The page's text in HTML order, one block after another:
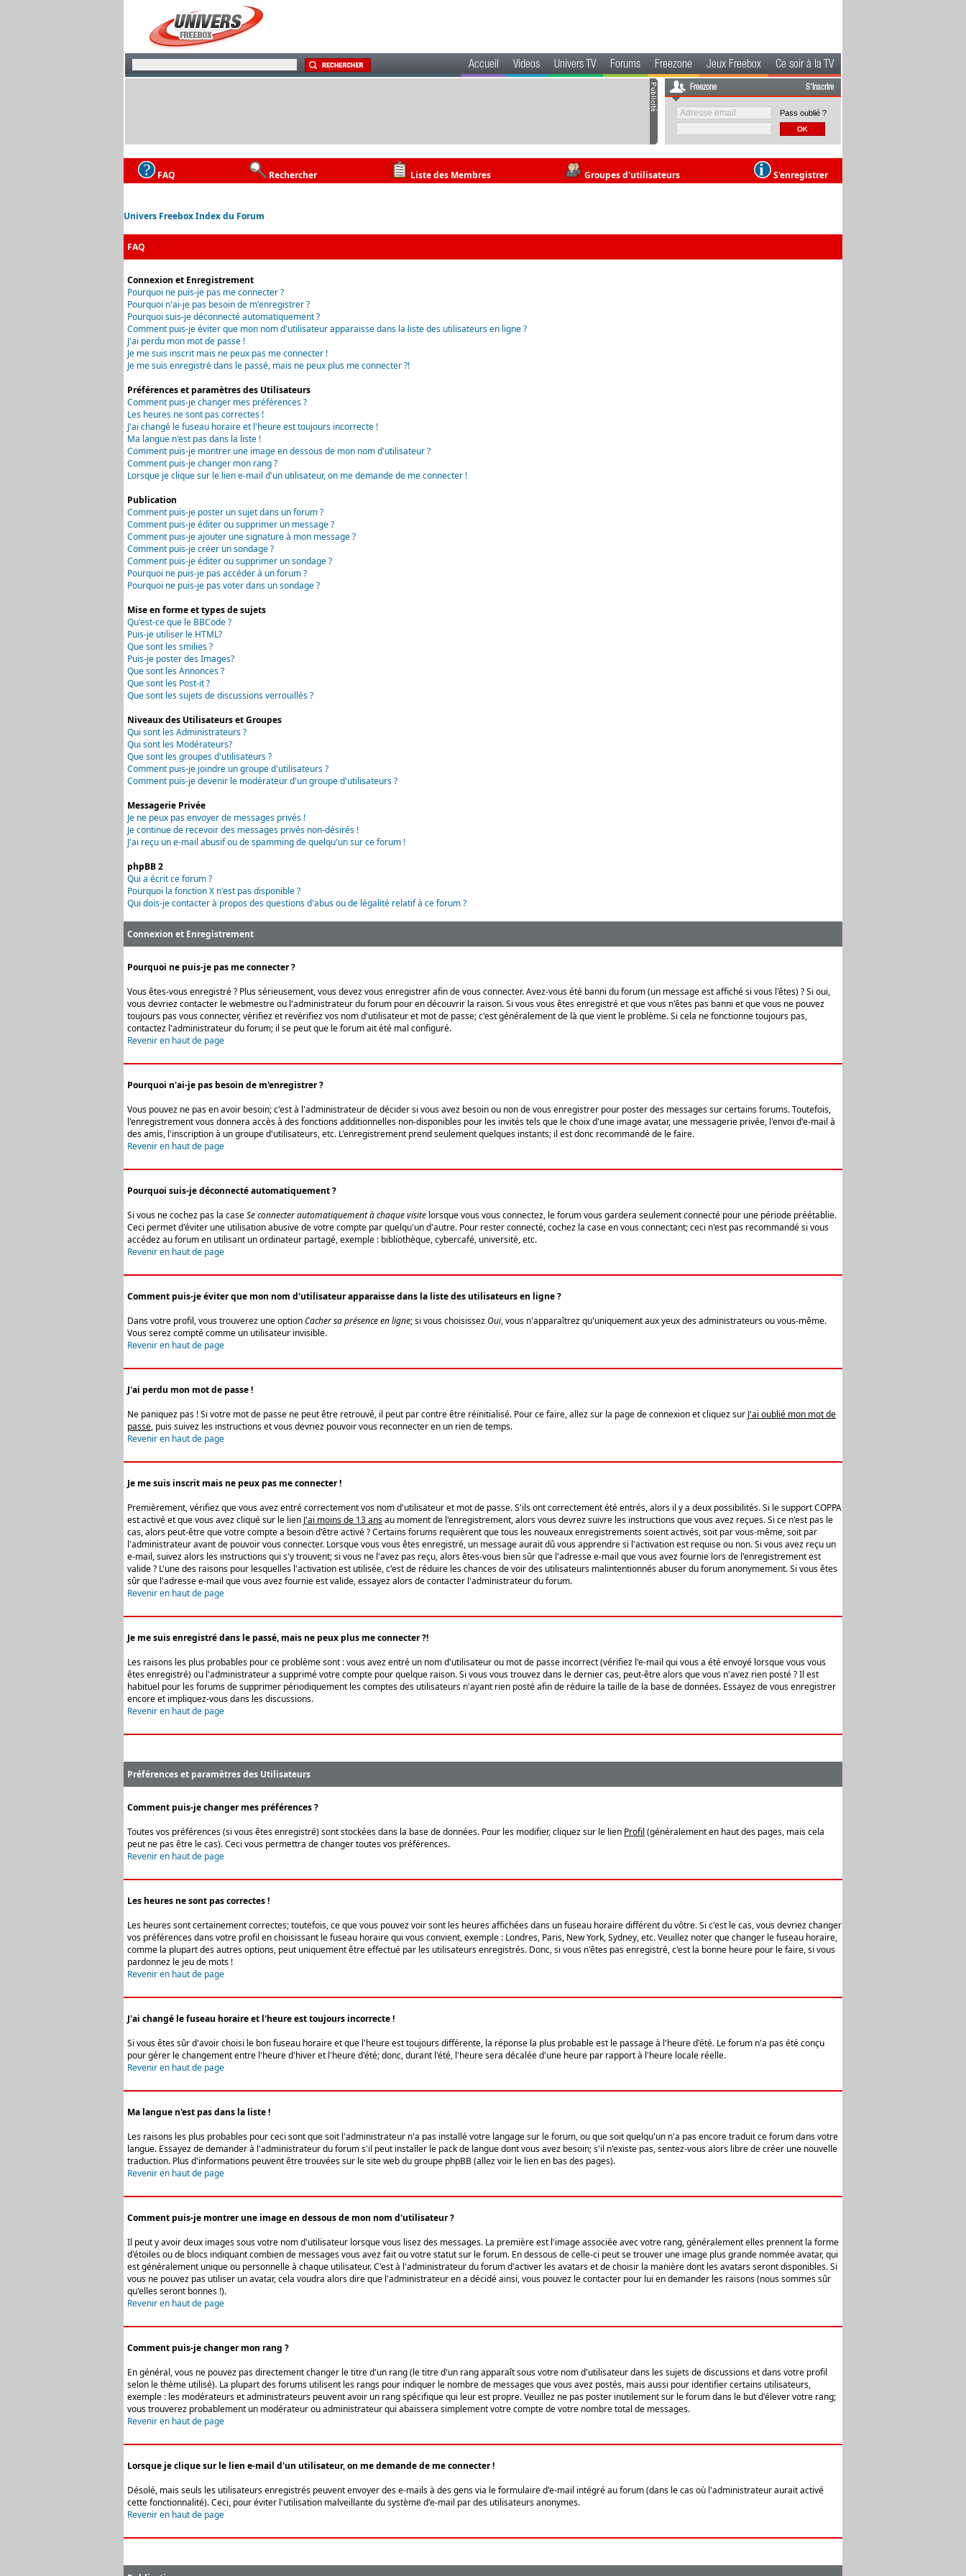
Accueil Videos Univers TV Forums Freezone Jeux Freebox Ce soir à la TV
Freezone S'inscrire
Pass oublié ?
FAQ Rechercher Liste des Membres Groupes d'utilisateurs S'enregistrer
Univers Freebox Index du Forum
FAQ
Connexion et Enregistrement
Pourquoi ne puis-je pas me connecter ?
Pourquoi n'ai-je pas besoin de m'enregistrer ?
Pourquoi suis-je déconnecté automatiquement ?
Comment puis-je éviter que mon nom d'utilisateur apparaisse dans la liste des utilisateurs en ligne ?
J'ai perdu mon mot de passe !
Je me suis inscrit mais ne peux pas me connecter !
Je me suis enregistré dans le passé, mais ne peux plus me connecter ?!
Préférences et paramètres des Utilisateurs
Comment puis-je changer mes préférences ?
Les heures ne sont pas correctes !
J'ai changé le fuseau horaire et l'heure est toujours incorrecte !
Ma langue n'est pas dans la liste !
Comment puis-je montrer une image en dessous de mon nom d'utilisateur ?
Comment puis-je changer mon rang ?
Lorsque je clique sur le lien e-mail d'un utilisateur, on me demande de me connecter !
Publication
Comment puis-je poster un sujet dans un forum ?
Comment puis-je éditer ou supprimer un message ?
Comment puis-je ajouter une signature à mon message ?
Comment puis-je créer un sondage ?
Comment puis-je éditer ou supprimer un sondage ?
Pourquoi ne puis-je pas accéder à un forum ?
Pourquoi ne puis-je pas voter dans un sondage ?
Mise en forme et types de sujets
Qu'est-ce que le BBCode ?
Puis-je utiliser le HTML?
Que sont les smilies ?
Puis-je poster des Images?
Que sont les Annonces ?
Que sont les Post-it ?
Que sont les sujets de discussions verrouillés ?
Niveaux des Utilisateurs et Groupes
Qui sont les Administrateurs ?
Qui sont les Modérateurs?
Que sont les groupes d'utilisateurs ?
Comment puis-je joindre un groupe d'utilisateurs ?
Comment puis-je devenir le modérateur d'un groupe d'utilisateurs ?
Messagerie Privée
Je ne peux pas envoyer de messages privés !
Je continue de recevoir des messages privés non-désirés !
J'ai reçu un e-mail abusif ou de spamming de quelqu'un sur ce forum !
phpBB 2
Qui a écrit ce forum ?
Pourquoi la fonction X n'est pas disponible ?
Qui dois-je contacter à propos des questions d'abus ou de légalité relatif à ce forum ?
Connexion et Enregistrement
Pourquoi ne puis-je pas me connecter ?
Vous êtes-vous enregistré ? Plus sérieusement, vous devez vous enregistrer afin de vous connecter. Avez-vous été banni du forum (un message est affiché si vous l'êtes) ? Si oui,
vous devriez contacter le webmestre ou l'administrateur du forum pour en découvrir la raison. Si vous vous êtes enregistré et que vous n'êtes pas banni et que vous ne pouvez
toujours pas vous connecter, vérifiez et revérifiez vos nom d'utilisateur et mot de passe; c'est généralement de là que vient le problème. Si cela ne fonctionne toujours pas,
contactez l'administrateur du forum; il se peut que le forum ait été mal configuré.
Revenir en haut de page
Pourquoi n'ai-je pas besoin de m'enregistrer ?
Vous pouvez ne pas en avoir besoin; c'est à l'administrateur de décider si vous avez besoin ou non de vous enregistrer pour poster des messages sur certains forums. Toutefois,
l'enregistrement vous donnera accès à des fonctions additionnelles non-disponibles pour les invités tels que le choix d'une image avatar, une messagerie privée, l'envoi d'e-mail à
des amis, l'inscription à un groupe d'utilisateurs, etc. L'enregistrement prend seulement quelques instants; il est donc recommandé de le faire.
Revenir en haut de page
Pourquoi suis-je déconnecté automatiquement ?
Si vous ne cochez pas la caseSe connecter automatiquement à chaque visite lorsque vous vous connectez, le forum vous gardera seulement connecté pour une période préétablie.
Ceci permet d'éviter une utilisation abusive de votre compte par quelqu'un d'autre. Pour rester connecté, cochez la case en vous connectant; ceci n'est pas recommandé si vous
accédez au forum en utilisant un ordinateur partagé, exemple : bibliothèque, cybercafé, université, etc.
Revenir en haut de page
Comment puis-je éviter que mon nom d'utilisateur apparaisse dans la liste des utilisateurs en ligne ?
Dans votre profil, vous trouverez une optionCacher sa présence en ligne; si vous choisissezOui, vous n'apparaîtrez qu'uniquement aux yeux des administrateurs ou vous-même.
Vous serez compté comme un utilisateur invisible.
Revenir en haut de page
J'ai perdu mon mot de passe !
Ne paniquez pas ! Si votre mot de passe ne peut être retrouvé, il peut par contre être réinitialisé. Pour ce faire, allez sur la page de connexion et cliquez sur J'ai oublié mon mot de
passe, puis suivez les instructions et vous devriez pouvoir vous reconnecter en un rien de temps.
Revenir en haut de page
Je me suis inscrit mais ne peux pas me connecter !
Premièrement, vérifiez que vous avez entré correctement vos nom d'utilisateur et mot de passe. S'ils ont correctement été entrés, alors il y a deux possibilités. Si le support COPPA
est activé et que vous avez cliqué sur le lien J'ai moins de 13 ansau moment de l'enregistrement, alors vous devrez suivre les instructions que vous avez reçues. Si ce n'est pas le
cas, alors peut-être que votre compte a besoin d'être activé ? Certains forums requièrent que tous les nouveaux enregistrements soient activés, soit par vous-même, soit par
l'administrateur avant de pouvoir vous connecter. Lorsque vous vous êtes enregistré, un message aurait dû vous apprendre si l'activation est requise ou non. Si vous avez reçu un
e-mail, suivez alors les instructions qui s'y trouvent; si vous ne l'avez pas reçu, alors êtes-vous bien sûr que l'adresse e-mail que vous avez fournie lors de l'enregistrement est
valide ? L'une des raisons pour lesquelles l'activation est utilisée, c'est de réduire les chances de voir des utilisateurs malintentionnés abuser du forum anonymement. Si vous êtes
sûr que l'adresse e-mail que vous avez fournie est valide, essayez alors de contacter l'administrateur du forum.
Revenir en haut de page
Je me suis enregistré dans le passé, mais ne peux plus me connecter ?!
Les raisons les plus probables pour ce problème sont : vous avez entré un nom d'utilisateur ou mot de passe incorrect (vérifiez l'e-mail qui vous a été envoyé lorsque vous vous
êtes enregistré) ou l'administrateur a supprimé votre compte pour quelque raison. Si vous vous trouvez dans le dernier cas, peut-être alors que vous n'avez rien posté ? Il est
habituel pour les forums de supprimer périodiquement les comptes des utilisateurs n'ayant rien posté afin de réduire la taille de la base de données. Essayez de vous enregistrer
encore et impliquez-vous dans les discussions.
Revenir en haut de page
Préférences et paramètres des Utilisateurs
Comment puis-je changer mes préférences ?
Toutes vos préférences (si vous êtes enregistré) sont stockées dans la base de données. Pour les modifier, cliquez sur le lien Profil (généralement en haut des pages, mais cela
peut ne pas être le cas). Ceci vous permettra de changer toutes vos préférences.
Revenir en haut de page
Les heures ne sont pas correctes !
Les heures sont certainement correctes; toutefois, ce que vous pouvez voir sont les heures affichées dans un fuseau horaire différent du vôtre. Si c'est le cas, vous devriez changer
vos préférences dans votre profil en choisissant le fuseau horaire qui vous convient, exemple : Londres, Paris, New York, Sydney, etc. Veuillez noter que changer le fuseau horaire,
comme la plupart des autres options, peut uniquement être effectué par les utilisateurs enregistrés. Donc, si vous n'êtes pas enregistré, c'est la bonne heure pour le faire, si vous
pardonnez le jeu de mots !
Revenir en haut de page
J'ai changé le fuseau horaire et l'heure est toujours incorrecte !
Si vous êtes sûr d'avoir choisi le bon fuseau horaire et que l'heure est toujours différente, la réponse la plus probable est le passage à l'heure d'été. Le forum n'a pas été conçu
pour gérer le changement entre l'heure d'hiver et l'heure d'été; donc, durant l'été, l'heure sera décalée d'une heure par rapport à l'heure locale réelle.
Revenir en haut de page
Ma langue n'est pas dans la liste !
Les raisons les plus probables pour ceci sont que soit l'administrateur n'a pas installé votre langage sur le forum, ou que soit quelqu'un n'a pas encore traduit ce forum dans votre
langue. Essayez de demander à l'administrateur du forum s'il peut installer le pack de langue dont vous avez besoin; s'il n'existe pas, sentez-vous alors libre de créer une nouvelle
traduction. Plus d'informations peuvent être trouvées sur le site web du groupe phpBB (allez voir le lien en bas des pages).
Revenir en haut de page
Comment puis-je montrer une image en dessous de mon nom d'utilisateur ?
Il peut y avoir deux images sous votre nom d'utilisateur lorsque vous lisez des messages. La première est l'image associée avec votre rang, généralement elles prennent la forme
d'étoiles ou de blocs indiquant combien de messages vous avez fait ou votre statut sur le forum. En dessous de celle-ci peut se trouver une image plus grande nommée avatar, qui
est généralement unique ou personnelle à chaque utilisateur. C'est à l'administrateur du forum d'activer les avatars et de choisir la manière dont les avatars seront disponibles. Si
vous ne pouvez pas utiliser un avatar, cela voudra alors dire que l'administrateur en a décidé ainsi, vous pouvez le contacter pour lui en demander les raisons (nous sommes sûr
qu'elles seront bonnes !).
Revenir en haut de page
Comment puis-je changer mon rang ?
En général, vous ne pouvez pas directement changer le titre d'un rang (le titre d'un rang apparaît sous votre nom d'utilisateur dans les sujets de discussions et dans votre profil
selon le thème utilisé). La plupart des forums utilisent les rangs pour indiquer le nombre de messages que vous avez postés, mais aussi pour identifier certains utilisateurs,
exemple : les modérateurs et administrateurs peuvent avoir un rang spécifique qui leur est propre. Veuillez ne pas poster inutilement sur le forum dans le but d'élever votre rang;
vous trouverez probablement un modérateur ou administrateur qui abaissera simplement votre compte de votre nombre total de messages.
Revenir en haut de page
Lorsque je clique sur le lien e-mail d'un utilisateur, on me demande de me connecter !
Désolé, mais seuls les utilisateurs enregistrés peuvent envoyer des e-mails à des gens via le formulaire d'e-mail intégré au forum (dans le cas où l'administrateur aurait activé
cette fonctionnalité). Ceci, pour éviter l'utilisation malveillante du système d'e-mail par des utilisateurs anonymes.
Revenir en haut de page